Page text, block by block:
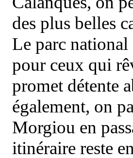
des plus belles
Le parc national
pour ceux qui
promet détente
également, on
Morgiou en
itinéraire reste